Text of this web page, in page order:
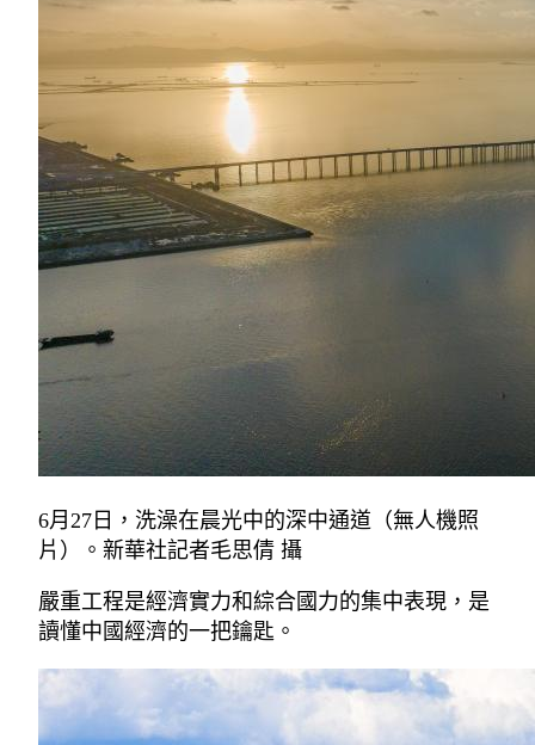
6月27日，洗澡在晨光中的深中通道（無人機照
片）。新華社記者毛思倩 攝
嚴重工程是經濟實力和綜合國力的集中表現，是
讀懂中國經濟的一把鑰匙。